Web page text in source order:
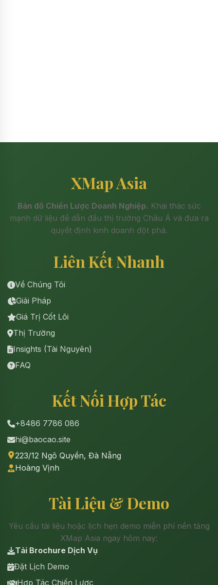
XMap Asia
Bản đồ Chiến Lược Doanh Nghiệp. Khai thác sức
mạnh dữ liệu để dẫn đầu thị trường Châu Á và đưa ra
quyết định kinh doanh đột phá.
Liên Kết Nhanh
Về Chúng Tôi
Giải Pháp
Giá Trị Cốt Lõi
Thị Trường
Insights (Tài Nguyên)
FAQ
Kết Nối Hợp Tác
+8486 7786 086
hi@baocao.site
223/12 Ngô Quyền, Đà Nẵng
Hoàng Vịnh
Tài Liệu & Demo
Yêu cầu tài liệu hoặc lịch hẹn demo miễn phí nền tảng
XMap Asia ngay hôm nay:
Tải Brochure Dịch Vụ
Đặt Lịch Demo
Hợp Tác Chiến Lược